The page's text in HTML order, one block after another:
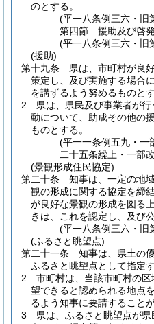
のとする。
(平一八条例三六・旧
第四節
援助及び啓発
(平一八条例三六・旧
(援助)
第十九条
県は、市町村が良
策定し、及び実施する場合
を講ずるよう努めるものとす
2
県は、県民及び事業者が
動について、助成その他の
ものとする。
(平一一条例五九・一
二十五条繰上・一部
(景観形成住民協定)
第二十条
知事は、一定の地
観の形成に関する協定を締
が良好な景観の形成を図る
きは、これを認定し、及び
(平一八条例三六・旧
(ふるさと眺望点)
第二十一条
知事は、県土の
ふるさと眺望点として指定
2
市町村は、当該市町村の
望できると認められる地点
るよう知事に要請することが
3
県は、ふるさと眺望点が